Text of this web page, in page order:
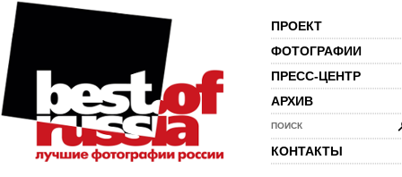
ПРОЕКТ
ФОТОГРАФИИ
ПРЕСС-ЦЕНТР
АРХИВ
ПОИСК
КОНТАКТЫ